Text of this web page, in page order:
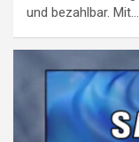
und bezahlbar. Mit…